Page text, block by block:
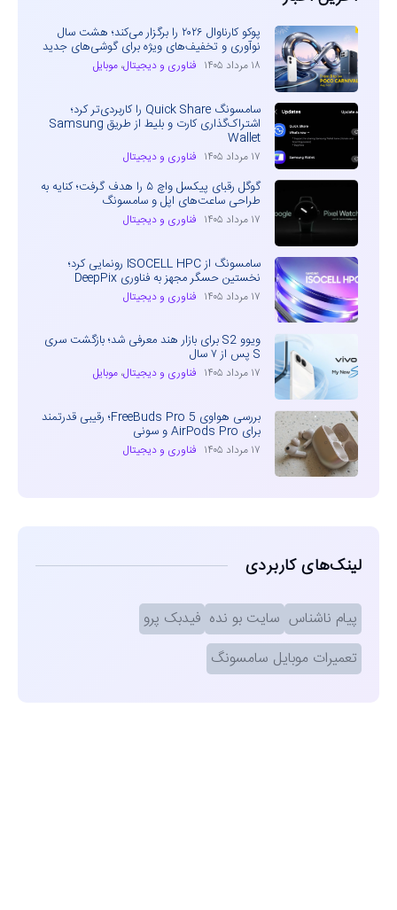
پوکو کارناوال ۲۰۲۶ را برگزار می‌کند؛ هشت سال
نوآوری و تخفیف‌های ویژه برای گوشی‌های جدید
۱۸ مرداد ۱۴۰۵ فناوری و دیجیتال، موبایل
سامسونگ Quick Share را کاربردی‌تر کرد؛
اشتراک‌گذاری کارت و بلیط از طریق Samsung
Wallet
۱۷ مرداد ۱۴۰۵ فناوری و دیجیتال
گوگل رقبای پیکسل واچ ۵ را هدف گرفت؛ کنایه به
طراحی ساعت‌های اپل و سامسونگ
۱۷ مرداد ۱۴۰۵ فناوری و دیجیتال
سامسونگ از ISOCELL HPC رونمایی کرد؛
نخستین حسگر مجهز به فناوری DeepPix
۱۷ مرداد ۱۴۰۵ فناوری و دیجیتال
ویوو S2 برای بازار هند معرفی شد؛ بازگشت سری
S پس از ۷ سال
۱۷ مرداد ۱۴۰۵ فناوری و دیجیتال، موبایل
بررسی هواوی FreeBuds Pro 5؛ رقیبی قدرتمند
برای AirPods Pro و سونی
۱۷ مرداد ۱۴۰۵ فناوری و دیجیتال
لینک‌های کاربردی
پیام ناشناس سایت بو نده فیدبک پرو
تعمیرات موبایل سامسونگ